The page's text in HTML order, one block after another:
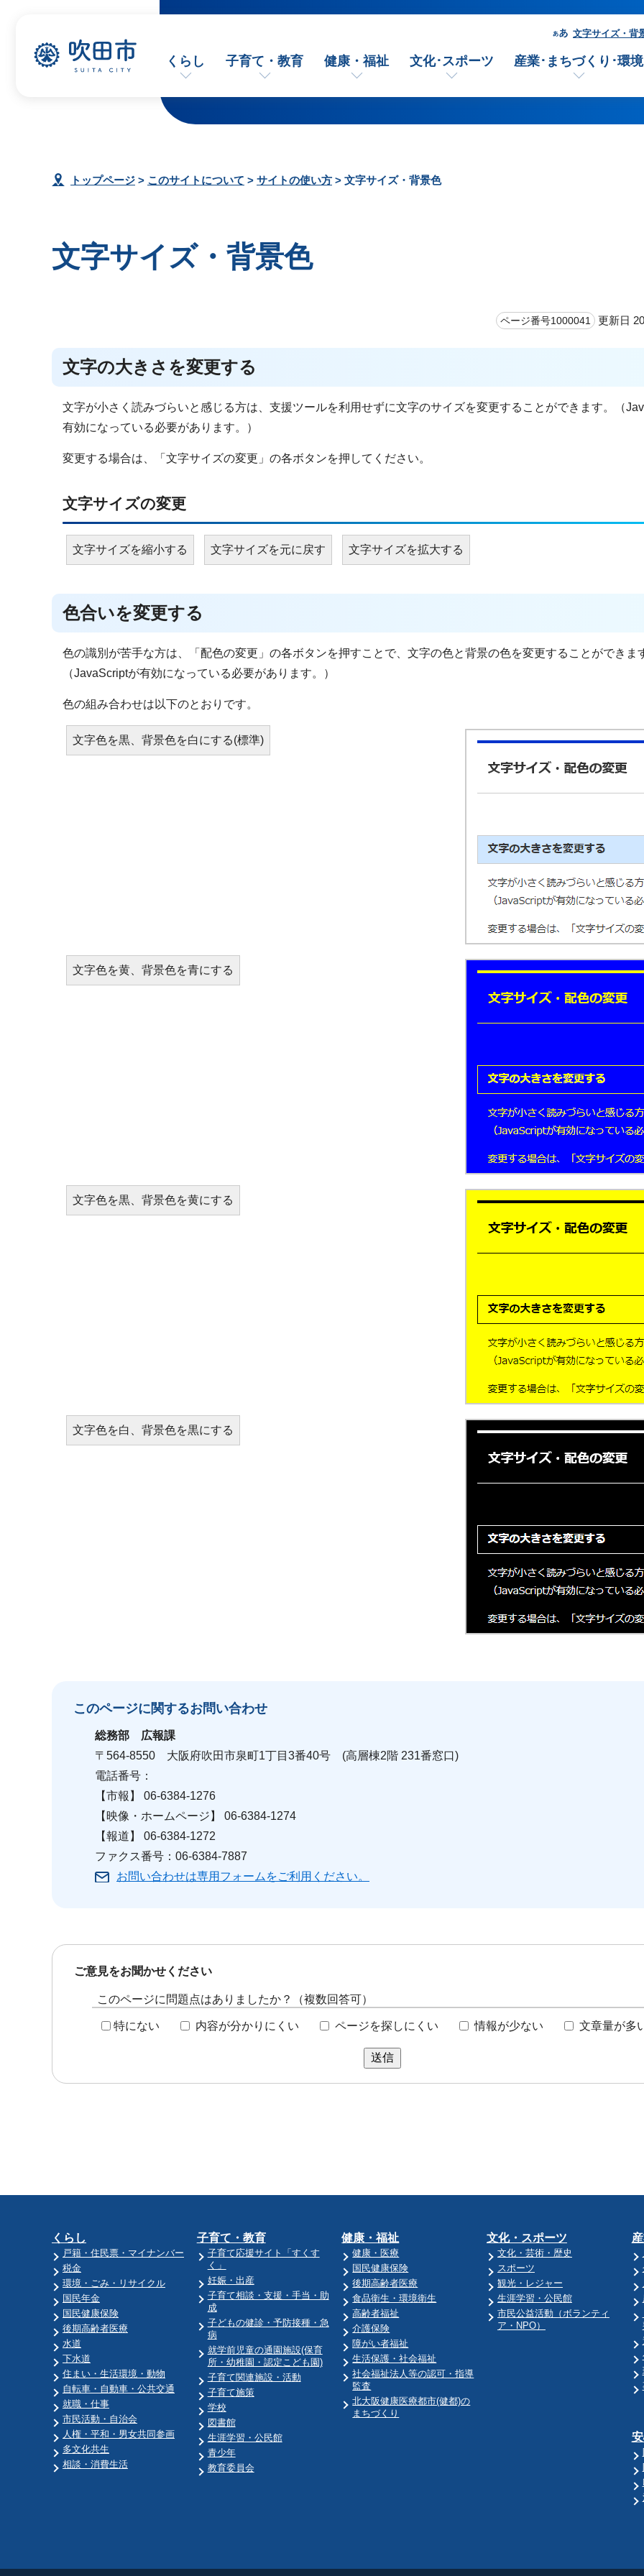
文字サイズ・背
くらし 子育て・教育 健康・福祉 文化･スポーツ 産業･まちづくり･環境
トップページ > このサイトについて > サイトの使い方 > 文字サイズ・背景色
文字サイズ・背景色
ページ番号1000041 更新日
文字の大きさを変更する
文字が小さく読みづらいと感じる方は、支援ツールを利用せずに文字のサイズを変更することができます。（
有効になっている必要があります。）
変更する場合は、「文字サイズの変更」の各ボタンを押してください。
文字サイズの変更
文字サイズを縮小する 文字サイズを元に戻す 文字サイズを拡大する
色合いを変更する
色の識別が苦手な方は、「配色の変更」の各ボタンを押すことで、文字の色と背景の色を変更することができま
（JavaScriptが有効になっている必要があります。）
色の組み合わせは以下のとおりです。
文字色を黒、背景色を白にする(標準)
文字色を黄、背景色を青にする
文字色を黒、背景色を黄にする
文字色を白、背景色を黒にする
このページに関するお問い合わせ
総務部 広報課
〒564-8550 大阪府吹田市泉町1丁目3番40号 (高層棟2階 231番窓口)
電話番号：
【市報】 06-6384-1276
【映像・ホームページ】 06-6384-1274
【報道】 06-6384-1272
ファクス番号：06-6384-7887
お問い合わせは専用フォームをご利用ください。
ご意見をお聞かせください
このページに問題点はありましたか？（複数回答可）
特にない 内容が分かりにくい ページを探しにくい 情報が少ない 文章量が多
送信
くらし
戸籍・住民票・マイナンバー
税金
環境・ごみ・リサイクル
国民年金
国民健康保険
後期高齢者医療
水道
下水道
住まい・生活環境・動物
自転車・自動車・公共交通
就職・仕事
市民活動・自治会
人権・平和・男女共同参画
多文化共生
相談・消費生活
子育て・教育
子育て応援サイト「すくす
く」
妊娠・出産
子育て相談・支援・手当・助
成
子どもの健診・予防接種・急
病
就学前児童の通園施設(保育
所・幼稚園・認定こども園)
子育て関連施設・活動
子育て施策
学校
図書館
生涯学習・公民館
青少年
教育委員会
健康・福祉
健康・医療
国民健康保険
後期高齢者医療
食品衛生・環境衛生
高齢者福祉
介護保険
障がい者福祉
生活保護・社会福祉
社会福祉法人等の認可・指導
監査
北大阪健康医療都市(健都)の
まちづくり
文化・スポーツ
文化・芸術・歴史
スポーツ
観光・レジャー
生涯学習・公民館
市民公益活動（ボランティ
ア・NPO）